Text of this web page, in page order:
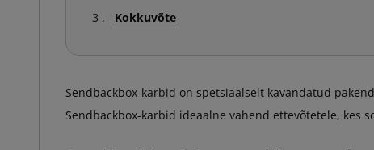
Kokkuvõte
Sendbackbox-karbid on spetsiaalselt kavandatud
Sendbackbox-karbid ideaalne vahend ettevõtetele, kes